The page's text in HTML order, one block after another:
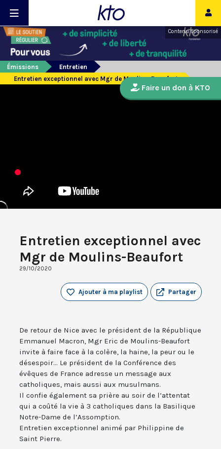
Contenu sponsorisé
Émissions
Entretien
Entretien exceptionnel avec Mgr de Moulins-Beaufort
Entretien exceptionnel avec
Mgr de Moulins-Beaufort
29/10/2020
Partager
Ajouter à ma playlist
De retour de Nice avec le président de la République
Emmanuel Macron, Mgr Eric de Moulins-Beaufort
invite à faire face à la colère, la haine, la peur ou le
désespoir... Le président de la Conférence des
évêques de France adresse un message aux
catholiques, mais aussi aux musulmans.
Il confie également sa prière au soir de l’attentat
qui a coûté la vie à 3 catholiques dans la Basilique
Notre-Dame de l’Assomption.
Entretien exceptionnel animé par Philippine de
Saint Pierre.
Faire un don à KTO